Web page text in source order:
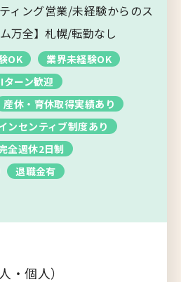
ブックマーク
新着求人一覧
サービス
あるご質問
ィング営業/未経験からのス
万全】札幌/転勤なし
OK
業界未経験OK
ターン歓迎
産休・育休取得実績あり
ンセンティブ制度あり
全週休2日制
退職金有
・個人）